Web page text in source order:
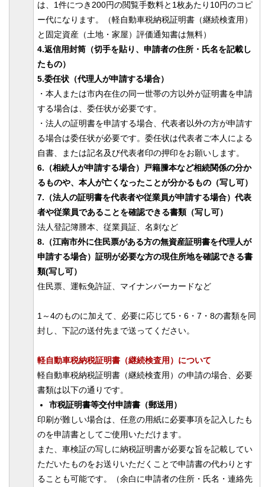
は、1件につき200円の閲覧手数料と1枚あたり10円のコピ
ー代になります。（軽自動車税納税証明書（継続検査用）
と固定資産（土地・家屋）評価通知書は無料）
4.返信用封筒（切手を貼り、申請者の住所・氏名を記載し
たもの）
5.委任状（代理人が申請する場合）
・本人または市内在住の同一世帯の方以外が証明書を申請
する場合は、委任状が必要です。
・法人の証明書を申請する場合、代表者以外の方が申請す
る場合は委任状が必要です。委任状は代表者ご本人による
自書、または記名及び代表者印の押印をお願いします。
6.（相続人が申請する場合）戸籍謄本など相続関係の分か
るものや、本人が亡くなったことが分かるもの（写し可）
7.（法人の証明書を代表者や従業員が申請する場合）代表
者や従業員であることを確認できる書類（写し可）
法人登記簿謄本、従業員証、名刺など
8.（江南市外に住民票がある方の無資産証明書を代理人が
申請する場合）証明が必要な方の現住所地を確認できる書
類(写し可）
住民票、運転免許証、マイナンバーカードなど
1～4のものに加えて、必要に応じて5・6・7・8の書類を同
封し、下記の送付先まで送ってください。
軽自動車税納税証明書（継続検査用）について
軽自動車税納税証明書（継続検査用）の申請の場合、必要
書類は以下の通りです。
市税証明書等交付申請書（郵送用）
印刷が難しい場合は、任意の用紙に必要事項を記入したも
のを申請書としてご使用いただけます。
また、車検証の写しに納税証明書が必要な旨を記載してい
ただいたものをお送りいただくことで申請書の代わりとす
ることも可能です。（余白に申請者の住所・氏名・連絡先